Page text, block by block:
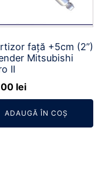
față +5cm (2”)
Mitsubishi
II
lei
ADAUGĂ ÎN COȘ